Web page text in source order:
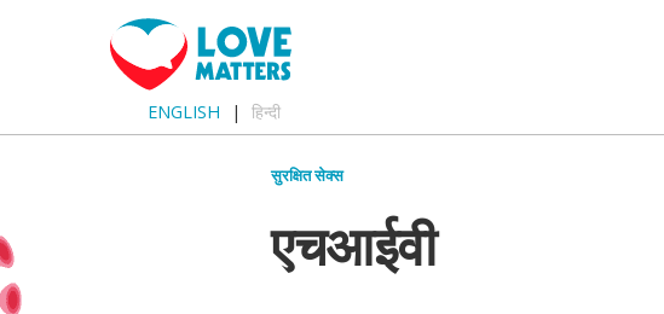
ENGLISH हिन्दी
सुरक्षित सेक्स
एचआईवी